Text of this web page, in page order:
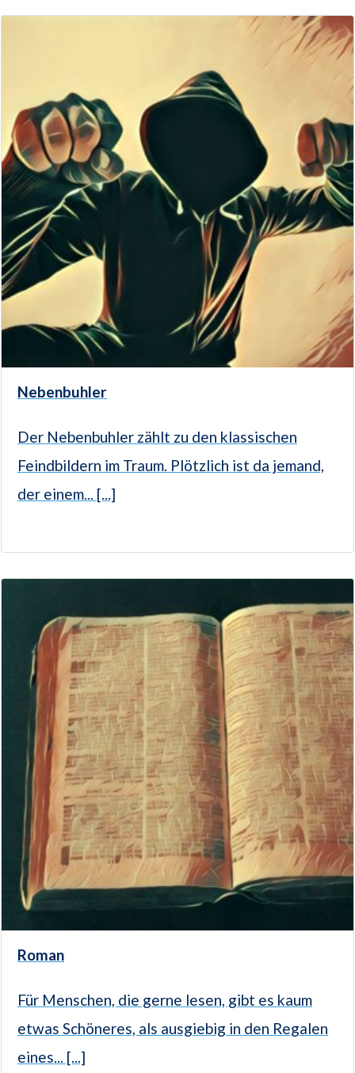
Nebenbuhler
Der Nebenbuhler zählt zu den klassischen
Feindbildern im Traum. Plötzlich ist da jemand,
der einem... [...]
Roman
Für Menschen, die gerne lesen, gibt es kaum
etwas Schöneres, als ausgiebig in den Regalen
eines... [...]